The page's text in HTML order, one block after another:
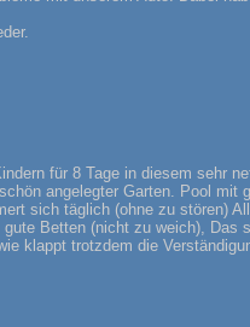
für 8 Tage in diesem sehr
angelegter Garten. Pool
sich täglich (ohne zu stören)
gute Betten (nicht zu weich),
klappt trotzdem die